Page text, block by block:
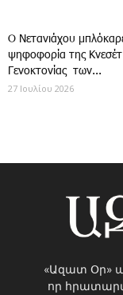
Ο Νετανιάχου
ψηφοφορία της
Γενοκτονίας των...
27 Ιουλίου 2026
«Ազատ Օր»
որ